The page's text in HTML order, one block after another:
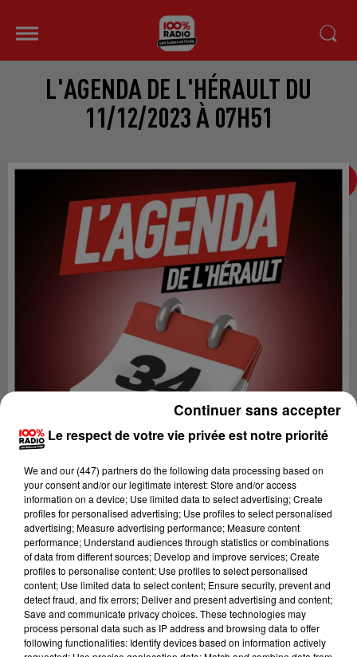
L'AGENDA DE L'HÉRAULT DU
11/12/2023 À 07H51
Lecture (1 min 14 sec)
Le respect de votre vie privée est notre priorité
We and our (447) partnersdo the following data processing based on
your consent and/or our legitimate interest: Store and/or access
information on a device; Use limited data to select advertising; Create
profiles for personalised advertising; Use profiles to select personalised
advertising; Measure advertising performance; Measure content
performance; Understand audiences through statistics or combinations
of data from different sources; Develop and improve services; Create
profiles to personalise content; Use profiles to select personalised
content; Use limited data to select content; Ensure security, prevent and
detect fraud, and fix errors; Deliver and present advertising and content;
Save and communicate privacy choices. These technologies may
process personal data such as IP address and browsing data to offer
following functionalities: Identify devices based on information actively
Continuer sans accepter